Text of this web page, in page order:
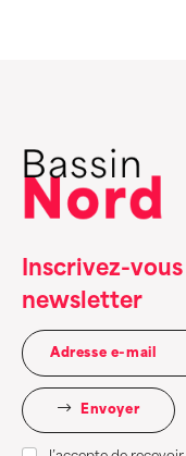
Inscrivez-
newsletter
Envoyer